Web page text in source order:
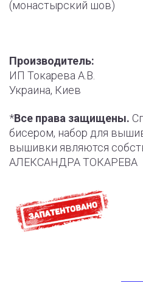
(монастырский шов)
Производитель:
ИП Токарева А.В.
Украина, Киев
*Все права защищены.
бисером, набор для
вышивки являются
АЛЕКСАНДРА ТОКАРЕВА